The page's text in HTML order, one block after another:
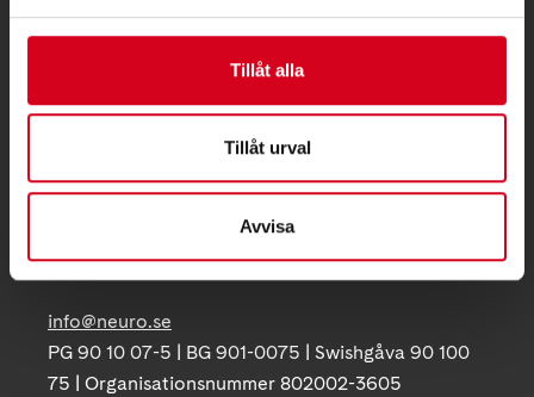
Tillåt alla
Tillåt urval
Avvisa
KONTAKT
Ågatan 12 C, 172 62 Sundbyberg
Postadress:
171 04 Solna
info@neuro.se
PG 90 10 07-5 | BG 901-0075 | Swishgåva 90 100
75 | Organisationsnummer 802002-3605